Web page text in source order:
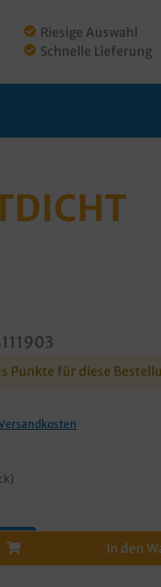
Riesige Auswahl
Schnelle Lieferung
Punkte für diese
In den